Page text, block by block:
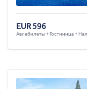
EUR 596
Авиабилеты + Гостиница +